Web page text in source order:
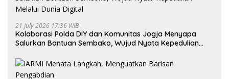
21 July 2026 17:36 WIB
Kolaborasi Polda DIY dan Komunitas Jogja Menyapa
Salurkan Bantuan Sembako, Wujud Nyata Kepedulian